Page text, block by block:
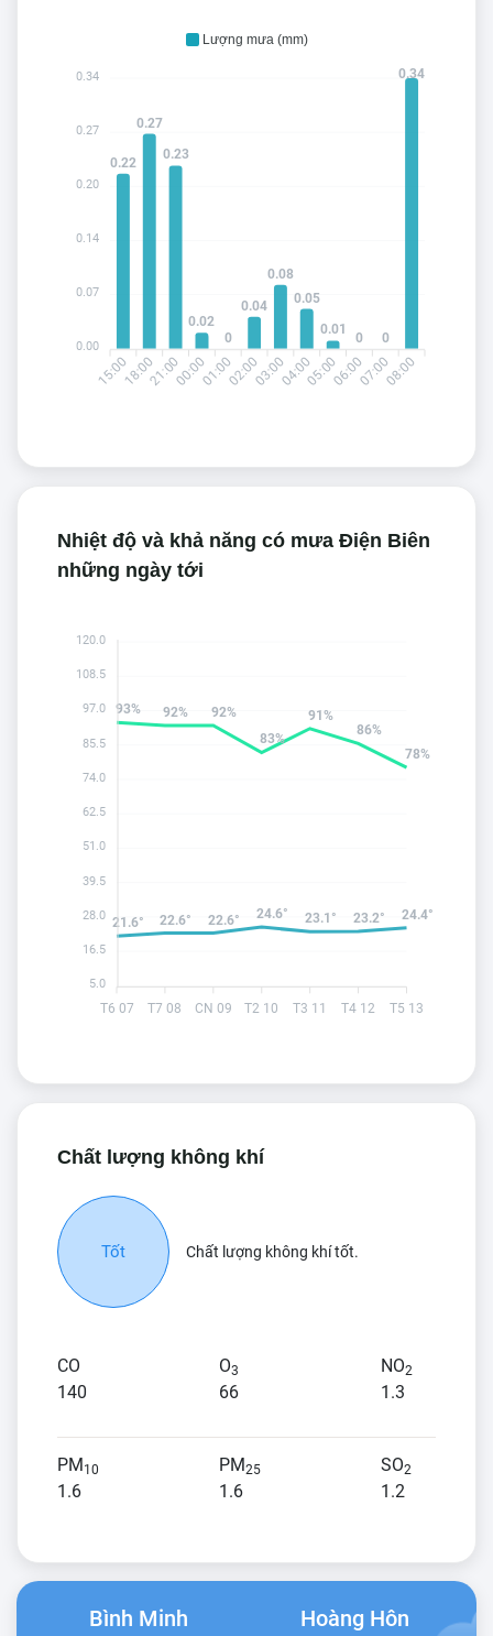
Lượng mưa (mm)
15:0018:0021:0000:0001:0002:0003:0004:0005:0006:0007:0008:00
0.22
0.27
0.23
0.02
0
0.04
0.08
0.05
0.01
0 0
0.34
0.34
0.27
0.20
0.14
0.07
0.00
Nhiệt độ và khả năng có mưa Điện Biên
những ngày tới
T6 07 T7 08 CN 09 T2 10 T3 11 T4 12 T5 13
21.6° 22.6° 22.6° 24.6° 23.1° 23.2° 24.4°
93% 92%
92%
83%
91%
86%
78%
120.0
108.5
97.0
85.5
74.0
62.5
51.0
39.5
28.0
16.5
5.0
Chất lượng không khí
Tốt Chất lượng không khí tốt.
CO
140
O3
66
NO2
1.3
PM10
1.6
PM25
1.6
SO2
1.2
Bình Minh Hoàng Hôn